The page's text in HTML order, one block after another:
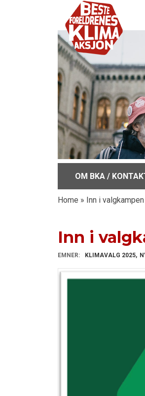
OM BKA /
Home » Inn i valgkampen
Inn i
EMNER: KLIMAVALG 2025